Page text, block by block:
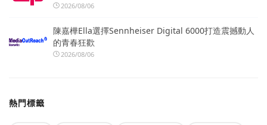
2026/08/06
陳嘉樺Ella選擇Sennheiser Digital 6000打造震撼動人
的青春狂歡
2026/08/06
熱門標籤